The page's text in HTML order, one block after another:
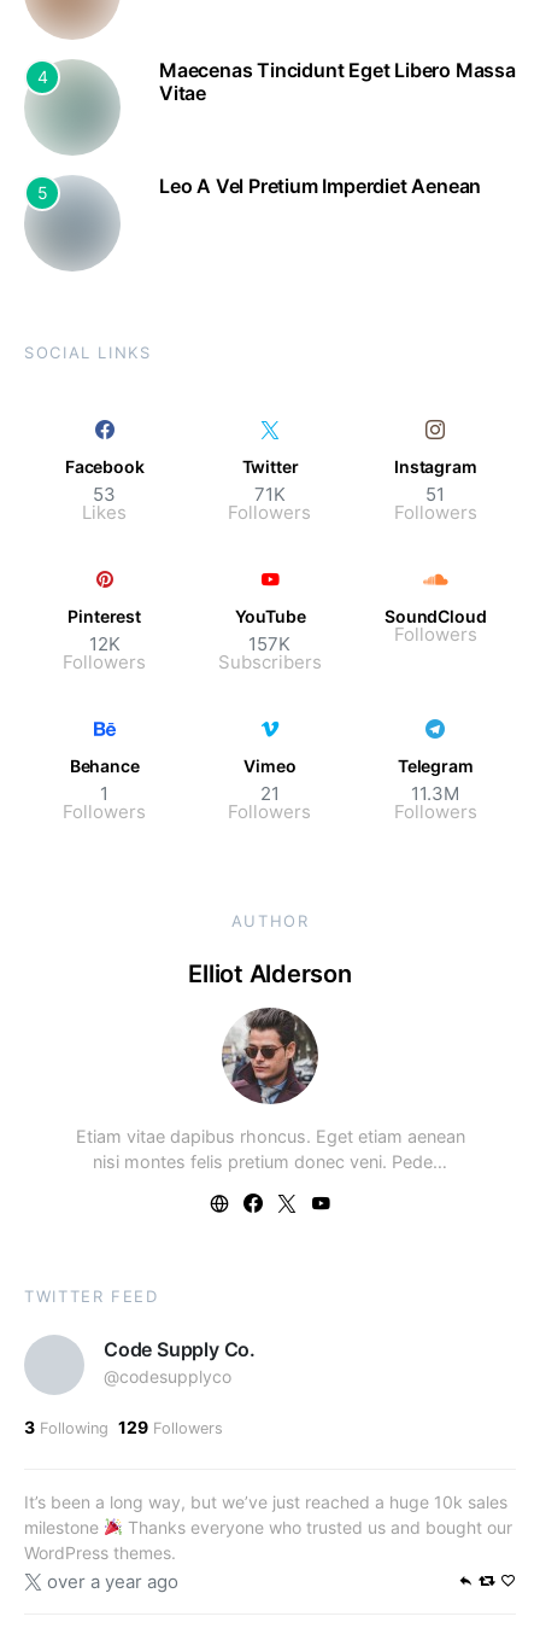
4
Maecenas Tincidunt Eget Libero Massa
Vitae
5 Leo A Vel Pretium Imperdiet Aenean
SOCIAL LINKS
Facebook
53
Likes
Twitter
71K
Followers
Instagram
51
Followers
Pinterest
12K
Followers
YouTube
157K
Subscribers
SoundCloud
Followers
Behance
1
Followers
Vimeo
21
Followers
Telegram
11.3M
Followers
AUTHOR
Elliot Alderson
Etiam vitae dapibus rhoncus. Eget etiam aenean
nisi montes felis pretium donec veni. Pede…
TWITTER FEED
Code Supply Co.
@codesupplyco
3 Following 129 Followers
It’s been a long way, but we’ve just reached a huge 10k sales
milestone
Thanks everyone who trusted us and bought our
WordPress themes.
over a year ago